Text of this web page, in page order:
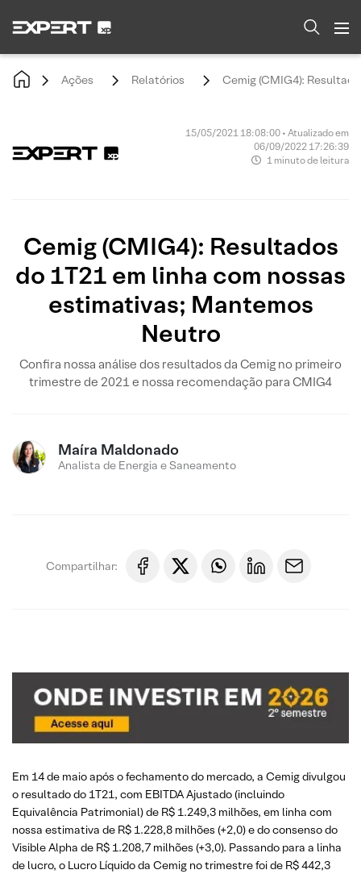
Ações Relatórios Cemig (CMIG4):
15/05/2021 18:08:00 • Atualizado em
06/09/2022 17:26:39
1 minuto de leitura
Cemig (CMIG4): Resultados
do 1T21 em linha com nossas
estimativas; Mantemos
Neutro
Confira nossa análise dos resultados da Cemig no primeiro
trimestre de 2021 e nossa recomendação para CMIG4
Maíra Maldonado
Analista de Energia e Saneamento
Compartilhar:
Em 14 de maio após o fechamento do mercado, a Cemig divulgou
o resultado do 1T21, com EBITDA Ajustado (incluindo
Equivalência Patrimonial) de R$ 1.249,3 milhões, em linha com
nossa estimativa de R$ 1.228,8 milhões (+2,0) e do consenso do
Visible Alpha de R$ 1.208,7 milhões (+3,0). Passando para a linha
de lucro, o Lucro Líquido da Cemig no trimestre foi de R$ 442,3